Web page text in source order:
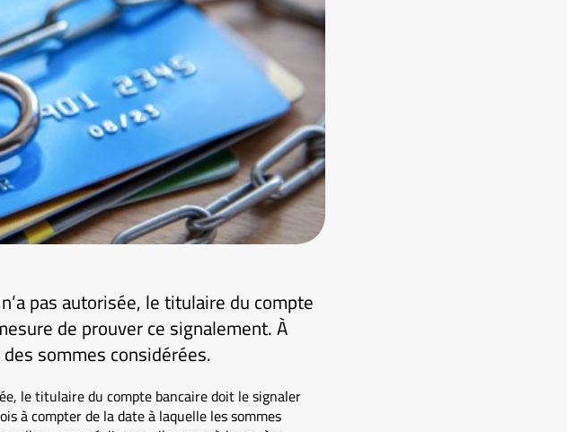
pas autorisée, le titulaire du compte
de prouver ce signalement. À
sommes considérées.
le titulaire du compte bancaire doit le signaler
à compter de la date à laquelle les sommes